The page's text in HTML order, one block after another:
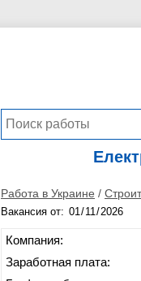
Работа в Украине /
Вакансия от:
Компания:
Заработная плата: